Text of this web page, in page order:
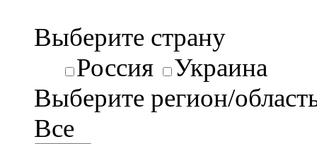
Выберите страну
Россия
Украина
Выберите регион/
Все